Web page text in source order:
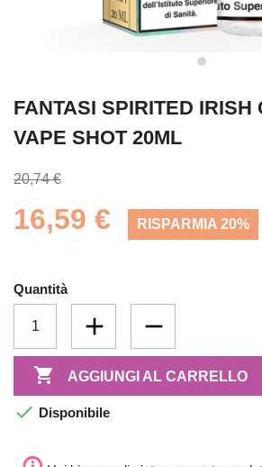
FANTASI SPIRITED IRISH
VAPE SHOT 20ML
20,74 €
16,59 € RISPARMIA 20%
Quantità
 AGGIUNGI AL CARRELLO
 Disponibile